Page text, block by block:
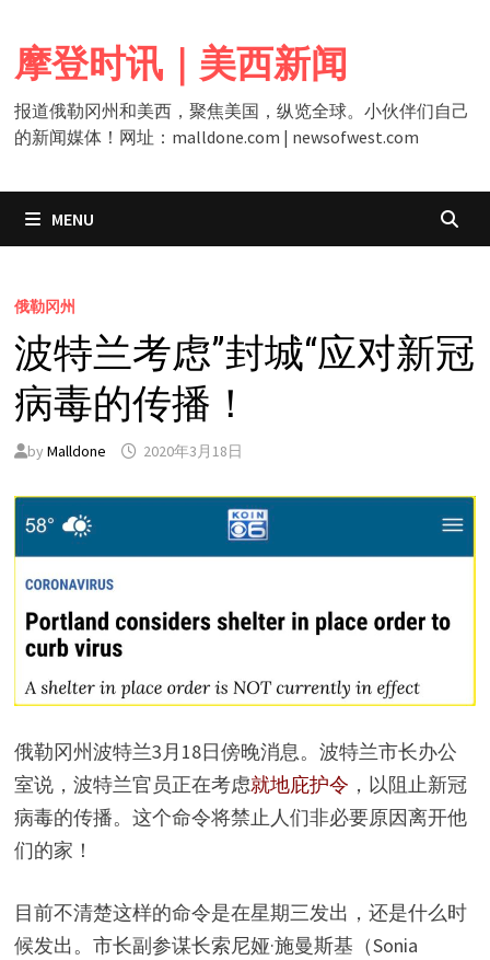
content
摩登时讯｜美西新闻
报道俄勒冈州和美西，聚焦美国，纵览全球。小伙伴们自己
的新闻媒体！网址：malldone.com | newsofwest.com
MENU
俄勒冈州
波特兰考虑”封城“应对新冠
病毒的传播！
by Malldone 2020年3月18日
俄勒冈州波特兰3月18日傍晚消息。波特兰市长办公
室说，波特兰官员正在考虑就地庇护令 ，以阻止新冠
病毒的传播。这个命令将禁止人们非必要原因离开他
们的家！
目前不清楚这样的命令是在星期三发出，还是什么时
候发出。市长副参谋长索尼娅·施曼斯基（Sonia